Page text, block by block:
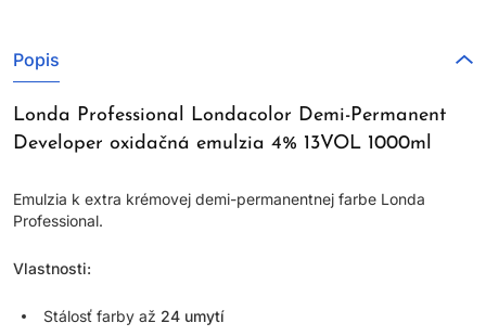
Popis
Londa Professional Londacolor Demi-Permanent
Developer oxidačná emulzia 4% 13VOL 1000ml
Emulzia k extra krémovej demi-permanentnej farbe Londa
Professional.
Vlastnosti:
Stálosť farby až 24 umytí